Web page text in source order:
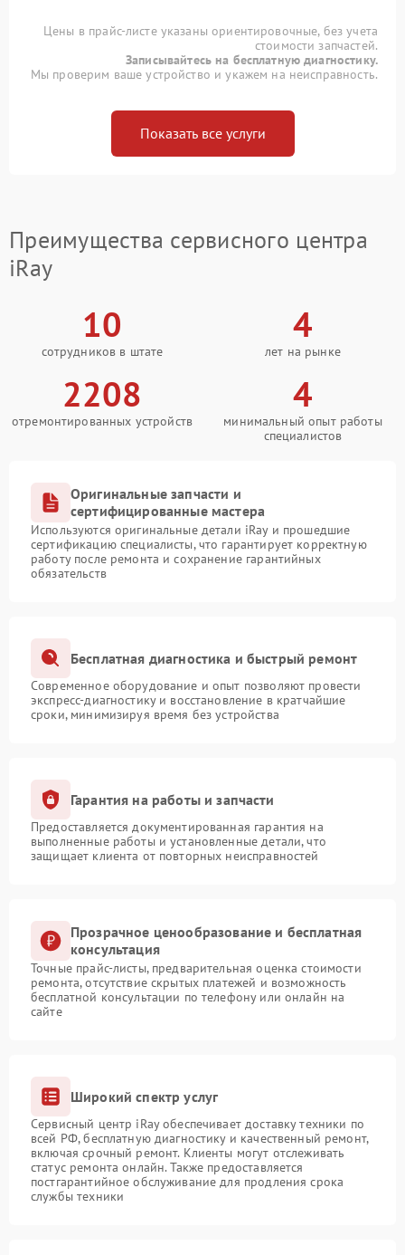
Цены в прайс-листе указаны ориентировочные, без учета
стоимости запчастей.
Записывайтесь на бесплатную диагностику.
Мы проверим ваше устройство и укажем на неисправность.
Показать все услуги
Преимущества сервисного центра
iRay
10
сотрудников в штате
4
лет на рынке
2208
отремонтированных устройств
4
минимальный опыт работы
специалистов
Оригинальные запчасти и
сертифицированные мастера
Используются оригинальные детали iRay и прошедшие
сертификацию специалисты, что гарантирует корректную
работу после ремонта и сохранение гарантийных
обязательств
Бесплатная диагностика и быстрый ремонт
Современное оборудование и опыт позволяют провести
экспресс-диагностику и восстановление в кратчайшие
сроки, минимизируя время без устройства
Гарантия на работы и запчасти
Предоставляется документированная гарантия на
выполненные работы и установленные детали, что
защищает клиента от повторных неисправностей
Прозрачное ценообразование и бесплатная
консультация
Точные прайс-листы, предварительная оценка стоимости
ремонта, отсутствие скрытых платежей и возможность
бесплатной консультации по телефону или онлайн на
сайте
Широкий спектр услуг
Сервисный центр iRay обеспечивает доставку техники по
всей РФ, бесплатную диагностику и качественный ремонт,
включая срочный ремонт. Клиенты могут отслеживать
статус ремонта онлайн. Также предоставляется
постгарантийное обслуживание для продления срока
службы техники